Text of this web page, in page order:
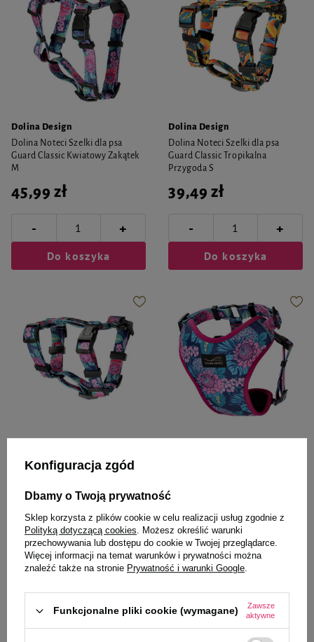
Dolina Design
Dolina Noteci Szelki dla psa
Guard Classic Kwiatowy Zakątek
M
45,99 zł
- +
Do koszyka
Dolina Design
Dolina Noteci Szelki dla psa
Guard Classic Tropikalna
Przygoda S
39,49 zł
- +
Do koszyka
Dolina Noteci Szelki dla psa
Guard Classic Kwiatowy Zakątek
- +
Do koszyka
- +
Do koszyka
Konfiguracja zgód
Dbamy o Twoją prywatność
Sklep korzysta z plików cookie w celu realizacji usług zgodnie z
Polityką dotyczącą cookies. Możesz określić warunki
przechowywania lub dostępu do cookie w Twojej przeglądarce.
Więcej informacji na temat warunków i prywatności można
znaleźć także na stronie Prywatność i warunki Google.
Funkcjonalne pliki cookie (wymagane)
Zawsze
aktywne